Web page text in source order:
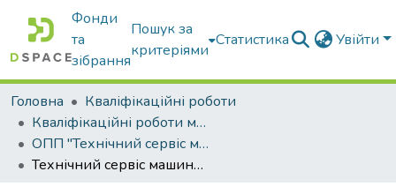
Фонди
та
зібрання
Пошук за
критеріями
Статистика Увійти
Головна
Кваліфікаційні роботи
Кваліфікаційні роботи магістрів
ОПП "Технічний сервіс машин та обладнання сільськогосподарського виробництва"
Технічний сервіс машини та обладнання сільськогосподарського виробництва